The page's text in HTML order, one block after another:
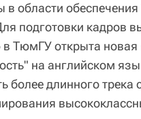
области обеспечения
подготовки кадров
ТюмГУ открыта новая
на английском
более длинного трека